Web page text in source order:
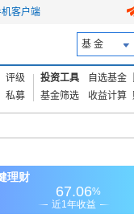
客户端
基 金
评级
私募
投资工具 自选基金
基金筛选
收益计算